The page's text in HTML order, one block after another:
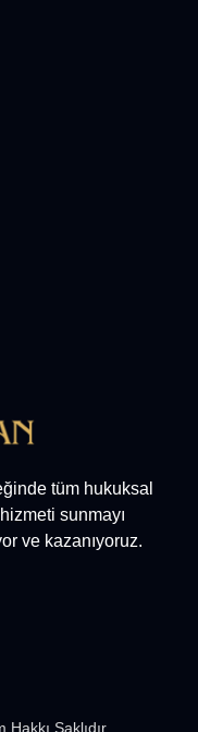
tüm hukuksal
sunmayı
ve kazanıyoruz.
Hakkı Saklıdır.